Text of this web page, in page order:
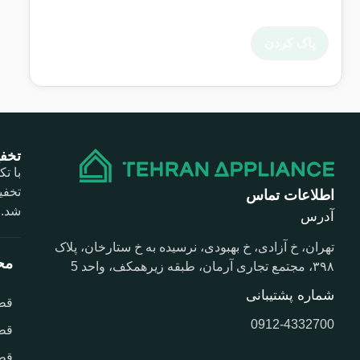
اطلاعات تماس
آدرس
تهران، خ آزادی، خ بهبودی، نرسیده به خ ستارخان، پلاک
۳۹۸، مجتمع تجاری آرمان، طبقه زیرهمکف، واحد 5
شماره پشتیبانی
0912-4332700
با
شد.